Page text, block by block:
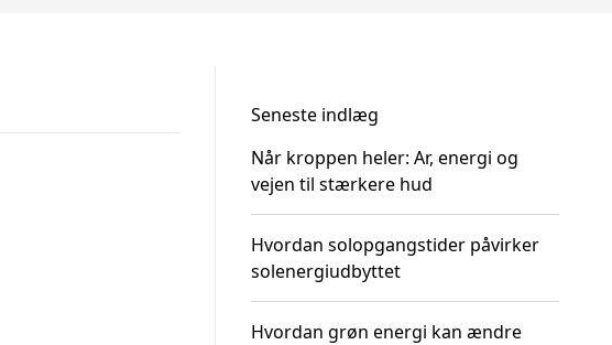
Seneste indlæg
Når kroppen heler: Ar, energi og
vejen til stærkere hud
Hvordan solopgangstider påvirker
solenergiudbyttet
Hvordan grøn energi kan ændre